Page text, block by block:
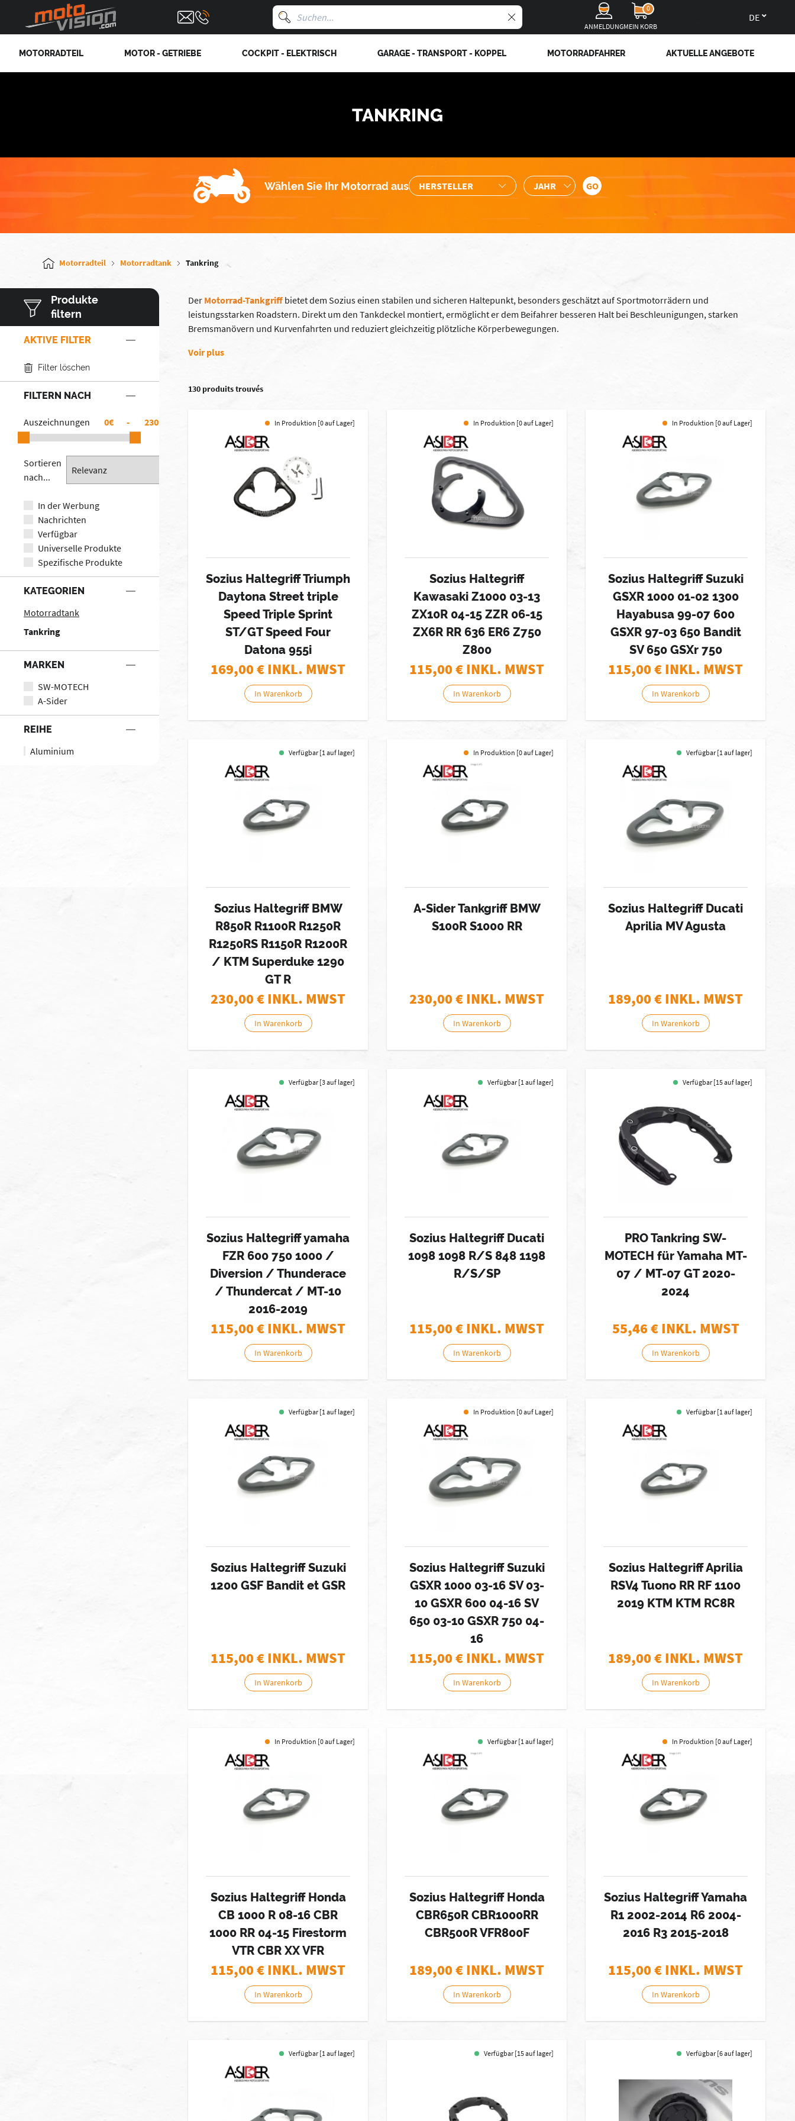
ANMELDUNG
0
MEIN KORB
MOTORRADTEIL MOTOR - GETRIEBE COCKPIT - ELEKTRISCH GARAGE - TRANSPORT - KOPPEL MOTORRADFAHRER AKTUELLE ANGEBOTE
TANKRING
Wählen Sie Ihr Motorrad aus
Motorradteil Motorradtank Tankring
Produkte
filtern
AKTIVE FILTER
Filter löschen
FILTERN NACH
Auszeichnungen € - €
Sortieren
nach...
In der Werbung
Nachrichten
Verfügbar
Universelle Produkte
Spezifische Produkte
KATEGORIEN
Motorradtank
Tankring
MARKEN
SW-MOTECH
A-Sider
REIHE
Aluminium
Der Motorrad-Tankgriff bietet dem Sozius einen stabilen und sicheren Haltepunkt, besonders geschätzt auf Sportmotorrädern und
leistungsstarken Roadstern. Direkt um den Tankdeckel montiert, ermöglicht er dem Beifahrer besseren Halt bei Beschleunigungen, starken
Bremsmanövern und Kurvenfahrten und reduziert gleichzeitig plötzliche Körperbewegungen.
Voir plus
130 produits trouvés
In Produktion [0 auf Lager]
Sozius Haltegriff Triumph
Daytona Street triple
Speed Triple Sprint
ST/GT Speed Four
Datona 955i
169,00€ INKL. MWST
In Warenkorb
In Produktion [0 auf Lager]
Sozius Haltegriff
Kawasaki Z1000 03-13
ZX10R 04-15 ZZR 06-15
ZX6R RR 636 ER6 Z750
Z800
115,00€ INKL. MWST
In Warenkorb
In Produktion [0 auf Lager]
Sozius Haltegriff Suzuki
GSXR 1000 01-02 1300
Hayabusa 99-07 600
GSXR 97-03 650 Bandit
SV 650 GSXr 750
115,00€ INKL. MWST
In Warenkorb
Verfügbar [1 auf lager]
Sozius Haltegriff BMW
R850R R1100R R1250R
R1250RS R1150R R1200R
/ KTM Superduke 1290
GT R
230,00€ INKL. MWST
In Warenkorb
In Produktion [0 auf Lager]
A-Sider Tankgriff BMW
S100R S1000 RR
230,00€ INKL. MWST
In Warenkorb
Verfügbar [1 auf lager]
Sozius Haltegriff Ducati
Aprilia MV Agusta
189,00€ INKL. MWST
In Warenkorb
Verfügbar [3 auf lager]
Sozius Haltegriff yamaha
FZR 600 750 1000 /
Diversion / Thunderace
/ Thundercat / MT-10
2016-2019
115,00€ INKL. MWST
In Warenkorb
Verfügbar [1 auf lager]
Sozius Haltegriff Ducati
1098 1098 R/S 848 1198
R/S/SP
115,00€ INKL. MWST
In Warenkorb
Verfügbar [15 auf lager]
PRO Tankring SW-
MOTECH für Yamaha MT-
07 / MT-07 GT 2020-
2024
55,46€ INKL. MWST
In Warenkorb
Verfügbar [1 auf lager]
Sozius Haltegriff Suzuki
1200 GSF Bandit et GSR
115,00€ INKL. MWST
In Warenkorb
In Produktion [0 auf Lager]
Sozius Haltegriff Suzuki
GSXR 1000 03-16 SV 03-
10 GSXR 600 04-16 SV
650 03-10 GSXR 750 04-
16
115,00€ INKL. MWST
In Warenkorb
Verfügbar [1 auf lager]
Sozius Haltegriff Aprilia
RSV4 Tuono RR RF 1100
2019 KTM KTM RC8R
189,00€ INKL. MWST
In Warenkorb
In Produktion [0 auf Lager]
Sozius Haltegriff Honda
CB 1000 R 08-16 CBR
1000 RR 04-15 Firestorm
VTR CBR XX VFR
115,00€ INKL. MWST
In Warenkorb
Verfügbar [1 auf lager]
Sozius Haltegriff Honda
CBR650R CBR1000RR
CBR500R VFR800F
189,00€ INKL. MWST
In Warenkorb
In Produktion [0 auf Lager]
Sozius Haltegriff Yamaha
R1 2002-2014 R6 2004-
2016 R3 2015-2018
115,00€ INKL. MWST
In Warenkorb
Verfügbar [1 auf lager] Verfügbar [15 auf lager] Verfügbar [6 auf lager]